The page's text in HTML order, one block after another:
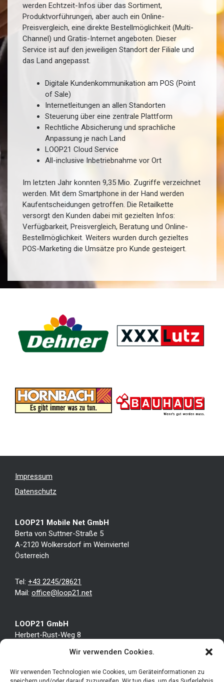
Wir verwenden Cookies.
Wir verwenden Technologien wie Cookies, um Geräteinformationen zu
werden Echtzeit-Infos über das Sortiment,
Produktvorführungen, aber auch ein Online-
Preisvergleich, eine direkte Bestellmöglichkeit (Multi-
Channel) und Gratis-Internet angeboten. Dieser
Service ist auf den jeweiligen Standort der Filiale und
das Land angepasst.
Digitale Kundenkommunikation am POS (Point
of Sale)
Internetleitungen an allen Standorten
Steuerung über eine zentrale Plattform
Rechtliche Absicherung und sprachliche
Anpassung je nach Land
LOOP21 Cloud Service
All-inclusive Inbetriebnahme vor Ort
Im letzten Jahr konnten 9,35 Mio. Zugriffe verzeichnet
werden. Mit dem Smartphone in der Hand werden
Kaufentscheidungen getroffen. Die Retailkette
versorgt den Kunden dabei mit gezielten Infos:
Verfügbarkeit, Preisvergleich, Beratung und Online-
Bestellmöglichkeit. Weiters wurden durch gezieltes
POS-Marketing die Umsätze pro Kunde gesteigert.
Impressum
Datenschutz
LOOP21 Mobile Net GmbH
Berta von Suttner-Straße 5
A-2120 Wolkersdorf im Weinviertel
Österreich
Tel: +43 2245/28621
Mail: office@loop21.net
LOOP21 GmbH
Herbert-Rust-Weg 8